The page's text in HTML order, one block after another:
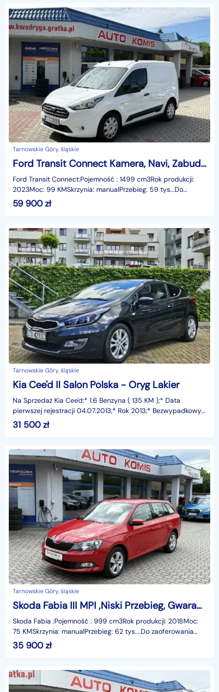
Tarnowskie Góry, śląskie
Ford Transit Connect Kamera, Navi, Zabudowa, Gwarancja FV23%
Ford Transit Connect:Pojemność : 1499 cm3Rok produkcji:
2023Moc: 99 KMSkrzynia: manualPrzebieg: 59 tys...Do
zaoferowania Ford Transit Connect idealnie nadający
59 900zł
Tarnowskie Góry, śląskie
Kia Cee'd II Salon Polska - Oryg Lakier
Na Sprzedaż Kia Cee'd:* 1.6 Benzyna ( 135 KM );* Data
pierwszej rejestracji 04.07.2013;* Rok 2013;* Bezwypadkowy;*
Oryginalny lakier;* Dodatkowy komplet kół na
31 500zł
Tarnowskie Góry, śląskie
Skoda Fabia III MPI ,Niski Przebieg, Gwarancja !
Skoda Fabia :Pojemność : 999 cm3Rok produkcji: 2018Moc:
75 KMSkrzynia: manualPrzebieg: 62 tys....Do zaoferowania
mamy Skode Fabie z 2018 roku o przebiegu 62 tys
35 900zł